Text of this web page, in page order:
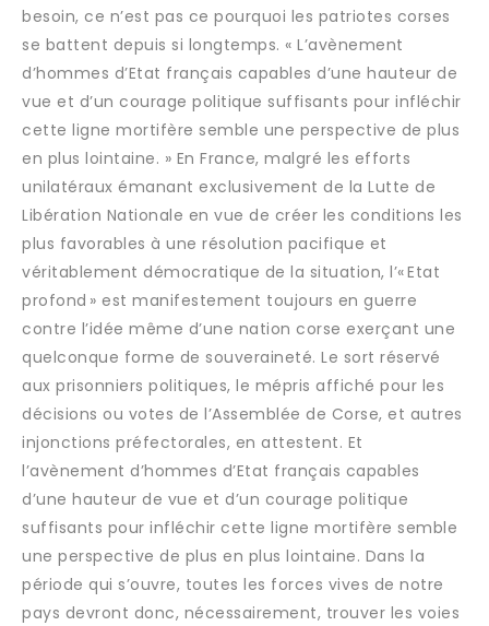
besoin, ce n’est pas ce pourquoi les patriotes corses
se battent depuis si longtemps. « L’avènement
d’hommes d’Etat français capables d’une hauteur de
vue et d’un courage politique suffisants pour infléchir
cette ligne mortifère semble une perspective de plus
en plus lointaine. » En France, malgré les efforts
unilatéraux émanant exclusivement de la Lutte de
Libération Nationale en vue de créer les conditions les
plus favorables à une résolution pacifique et
véritablement démocratique de la situation, l’« Etat
profond » est manifestement toujours en guerre
contre l’idée même d’une nation corse exerçant une
quelconque forme de souveraineté. Le sort réservé
aux prisonniers politiques, le mépris affiché pour les
décisions ou votes de l’Assemblée de Corse, et autres
injonctions préfectorales, en attestent. Et
l’avènement d’hommes d’Etat français capables
d’une hauteur de vue et d’un courage politique
suffisants pour infléchir cette ligne mortifère semble
une perspective de plus en plus lointaine. Dans la
période qui s’ouvre, toutes les forces vives de notre
pays devront donc, nécessairement, trouver les voies